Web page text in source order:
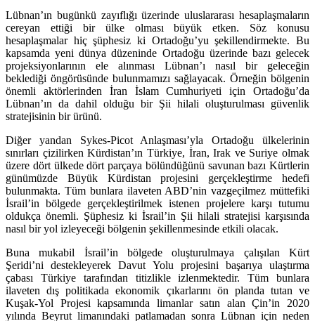
Lübnan’ın bugünkü zayıflığı üzerinde uluslararası hesaplaşmaların
cereyan ettiği bir ülke olması büyük etken. Söz konusu
hesaplaşmalar hiç şüphesiz ki Ortadoğu’yu şekillendirmekte. Bu
kapsamda yeni dünya düzeninde Ortadoğu üzerinde bazı gelecek
projeksiyonlarının ele alınması Lübnan’ı nasıl bir geleceğin
beklediği öngörüsünde bulunmamızı sağlayacak. Örneğin bölgenin
önemli aktörlerinden İran İslam Cumhuriyeti için Ortadoğu’da
Lübnan’ın da dahil olduğu bir Şii hilali oluşturulması güvenlik
stratejisinin bir ürünü.
Diğer yandan Sykes-Picot Anlaşması’yla Ortadoğu ülkelerinin
sınırları çizilirken Kürdistan’ın Türkiye, İran, Irak ve Suriye olmak
üzere dört ülkede dört parçaya bölündüğünü savunan bazı Kürtlerin
günümüzde Büyük Kürdistan projesini gerçekleştirme hedefi
bulunmakta. Tüm bunlara ilaveten ABD’nin vazgeçilmez müttefiki
İsrail’in bölgede gerçekleştirilmek istenen projelere karşı tutumu
oldukça önemli. Şüphesiz ki İsrail’in Şii hilali stratejisi karşısında
nasıl bir yol izleyeceği bölgenin şekillenmesinde etkili olacak.
Buna mukabil İsrail’in bölgede oluşturulmaya çalışılan Kürt
Şeridi’ni destekleyerek Davut Yolu projesini başarıya ulaştırma
çabası Türkiye tarafından titizlikle izlenmektedir. Tüm bunlara
ilaveten dış politikada ekonomik çıkarlarını ön planda tutan ve
Kuşak-Yol Projesi kapsamında limanlar satın alan Çin’in 2020
yılında Beyrut limanındaki patlamadan sonra Lübnan için neden